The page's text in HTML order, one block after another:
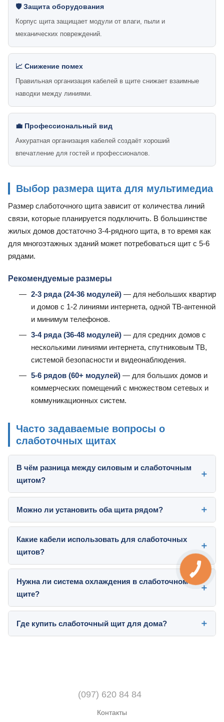
🛡️ Защита оборудования
Корпус щита защищает модули от влаги, пыли и
механических повреждений.
📈 Снижение помех
Правильная организация кабелей в щите снижает взаимные
наводки между линиями.
💼 Профессиональный вид
Аккуратная организация кабелей создаёт хороший
впечатление для гостей и профессионалов.
Выбор размера щита для мультимедиа
Размер слаботочного щита зависит от количества линий
связи, которые планируется подключить. В большинстве
жилых домов достаточно 3-4-рядного щита, в то время как
для многоэтажных зданий может потребоваться щит с 5-6
рядами.
Рекомендуемые размеры
2-3 ряда (24-36 модулей) — для небольших квартир
и домов с 1-2 линиями интернета, одной ТВ-антенной
и минимум телефонов.
3-4 ряда (36-48 модулей) — для средних домов с
несколькими линиями интернета, спутниковым ТВ,
системой безопасности и видеонаблюдения.
5-6 рядов (60+ модулей) — для больших домов и
коммерческих помещений с множеством сетевых и
коммуникационных систем.
Часто задаваемые вопросы о
слаботочных щитах
В чём разница между силовым и слаботочным
щитом?
Можно ли установить оба щита рядом?
Какие кабели использовать для слаботочных
щитов?
Нужна ли система охлаждения в слаботочном
щите?
Где купить слаботочный щит для дома?
(097) 620 84 84
Контакты